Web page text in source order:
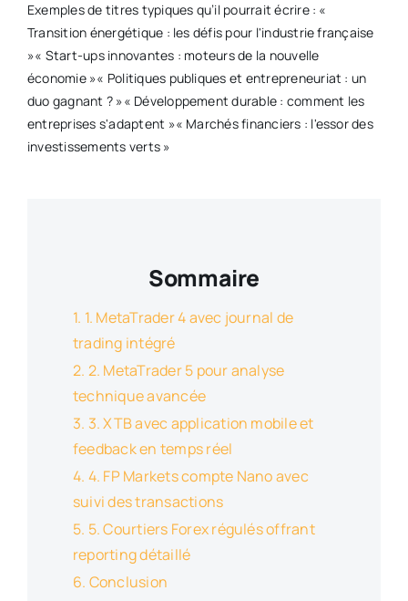
Exemples de titres typiques qu’il pourrait écrire : «
Transition énergétique : les défis pour l'industrie française
»​ « Start-ups innovantes : moteurs de la nouvelle
économie »​ « Politiques publiques et entrepreneuriat : un
duo gagnant ? »​ « Développement durable : comment les
entreprises s'adaptent »​ « Marchés financiers : l'essor des
investissements verts »
Sommaire
1. MetaTrader 4 avec journal de
trading intégré
2. MetaTrader 5 pour analyse
technique avancée
3. XTB avec application mobile et
feedback en temps réel
4. FP Markets compte Nano avec
suivi des transactions
5. Courtiers Forex régulés offrant
reporting détaillé
Conclusion